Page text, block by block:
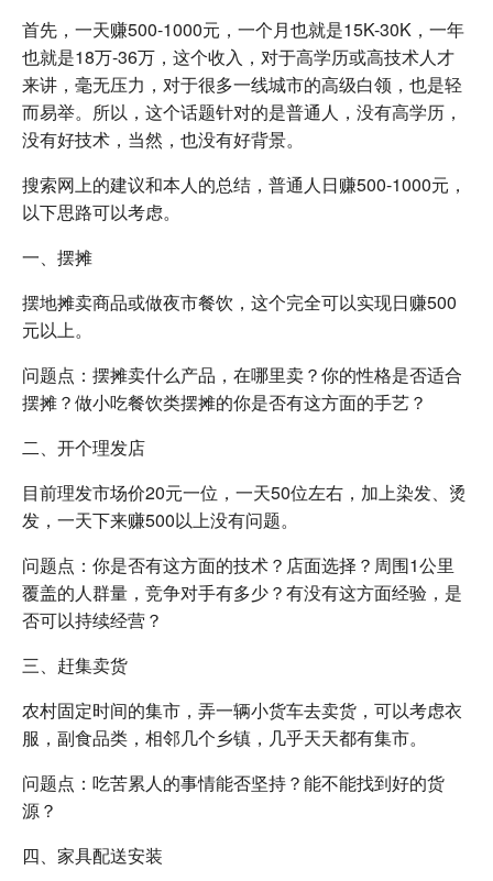
首先，一天赚500-1000元，一个月也就是15K-30K，一年
也就是18万-36万，这个收入，对于高学历或高技术人才
来讲，毫无压力，对于很多一线城市的高级白领，也是轻
而易举。所以，这个话题针对的是普通人，没有高学历，
没有好技术，当然，也没有好背景。
搜索网上的建议和本人的总结，普通人日赚500-1000元，
以下思路可以考虑。
一、摆摊
摆地摊卖商品或做夜市餐饮，这个完全可以实现日赚500
元以上。
问题点：摆摊卖什么产品，在哪里卖？你的性格是否适合
摆摊？做小吃餐饮类摆摊的你是否有这方面的手艺？
二、开个理发店
目前理发市场价20元一位，一天50位左右，加上染发、烫
发，一天下来赚500以上没有问题。
问题点：你是否有这方面的技术？店面选择？周围1公里
覆盖的人群量，竞争对手有多少？有没有这方面经验，是
否可以持续经营？
三、赶集卖货
农村固定时间的集市，弄一辆小货车去卖货，可以考虑衣
服，副食品类，相邻几个乡镇，几乎天天都有集市。
问题点：吃苦累人的事情能否坚持？能不能找到好的货
源？
四、家具配送安装